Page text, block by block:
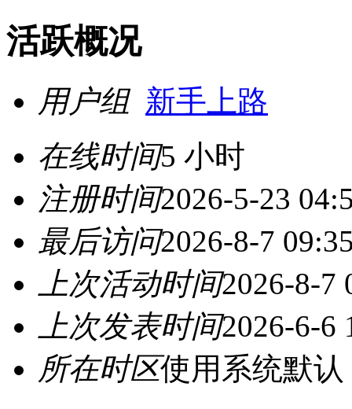
活跃概况
用户组 新手上路
在线时间5 小时
注册时间2026-5-23
最后访问2026-8-7
上次活动时间2026-8-7
上次发表时间2026-6-6
所在时区使用系统默认